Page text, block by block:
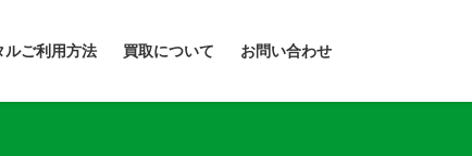
ルご利用方法 買取について お問い合わせ